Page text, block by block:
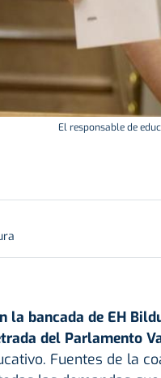
El responsable de
la bancada de EH
del Parlamento
Fuentes de la